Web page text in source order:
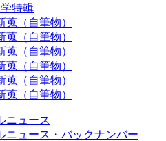
特輯
蒐（自筆物）
蒐（自筆物）
蒐（自筆物）
蒐（自筆物）
蒐（自筆物）
蒐（自筆物）
ニュース
ニュース・バックナンバー